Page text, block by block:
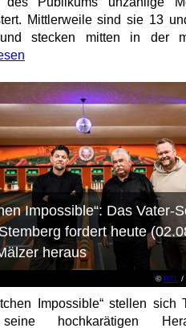
Mittlerweile sind sie 13
stecken mitten in der
©RTL/
Impossible“: Das Vater-
fordert heute
heraus
Impossible“ stellen sich
hochkarätigen